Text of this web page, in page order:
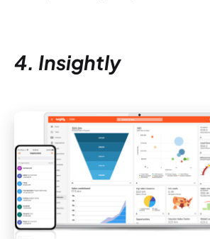
4. Insightly